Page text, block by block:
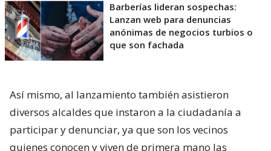
Barberías lideran sospechas:
Lanzan web para denuncias
anónimas de negocios turbios o
que son fachada
Así mismo, al lanzamiento también asistieron
diversos alcaldes que instaron a la ciudadanía a
participar y denunciar, ya que son los vecinos
quienes conocen y viven de primera mano las